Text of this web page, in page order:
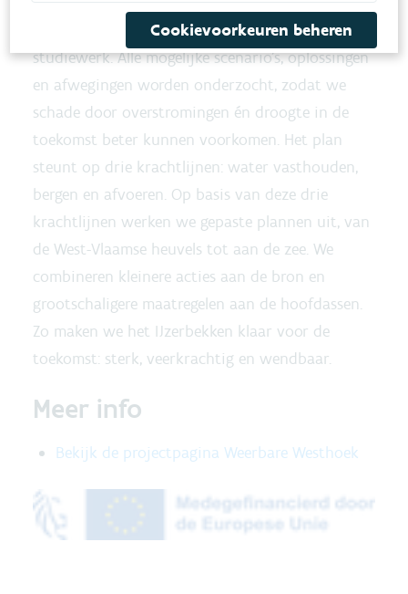
Aan de basis van dit meerjarenplan ligt veel
studiewerk. Alle mogelijke scenario’s, oplossingen
en afwegingen worden onderzocht, zodat we
schade door overstromingen én droogte in de
toekomst beter kunnen voorkomen. Het plan
steunt op drie krachtlijnen: water vasthouden,
bergen en afvoeren. Op basis van deze drie
krachtlijnen werken we gepaste plannen uit, van
de West-Vlaamse heuvels tot aan de zee. We
combineren kleinere acties aan de bron en
grootschaligere maatregelen aan de hoofdassen.
Zo maken we het IJzerbekken klaar voor de
toekomst: sterk, veerkrachtig en wendbaar.
Meer info
Bekijk de projectpagina Weerbare Westhoek
Cookievoorkeuren beheren